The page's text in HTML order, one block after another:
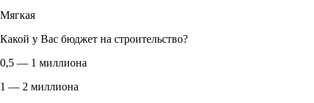
Мягкая
Какой у Вас бюджет на строительство?
0,5 — 1 миллиона
1 — 2 миллиона